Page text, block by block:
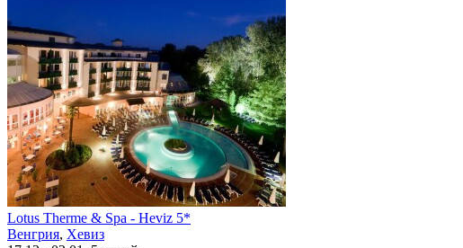
Lotus Therme & Spa - Heviz 5*
Венгрия, Хевиз